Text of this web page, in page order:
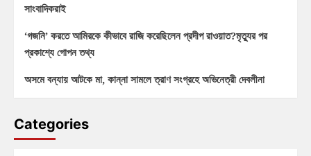
সাংবাদিকরাই
‘গজনি’ করতে আমিরকে কীভাবে রাজি করেছিলেন প্রদীপ রাওয়াত?মৃত্যুর পর
প্রকাশ্যে গোপন তথ্য
অসমে বন্যায় আটকে মা, কান্না সামলে ত্রাণ সংগ্রহে অভিনেত্রী দেবলীনা
Categories